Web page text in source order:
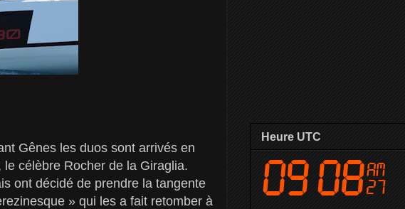
Gênes les duos sont arrivés en
célèbre Rocher de la Giraglia.
ont décidé de prendre la tangente
» qui les a fait retomber à
Heure UTC